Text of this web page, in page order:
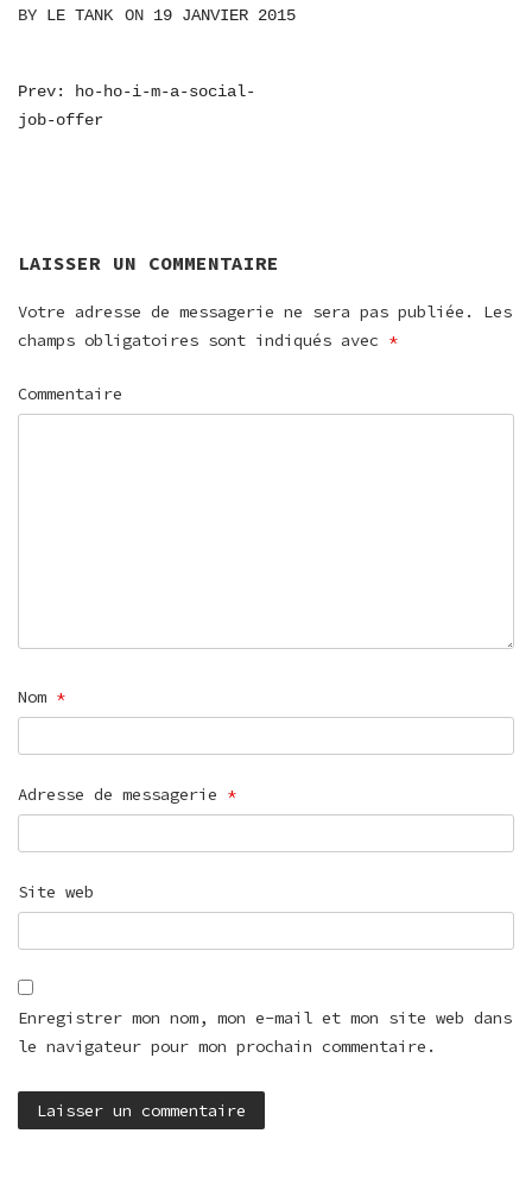
BY LE TANK ON 19 JANVIER 2015
NAVIGATION
DE
Prev: ho-ho-i-m-a-social-
job-offer
LAISSER UN COMMENTAIRE
Votre adresse de messagerie ne sera pas publiée.
Les
champs obligatoires sont indiqués avec *
Commentaire
Nom *
Adresse de messagerie *
Site web
Enregistrer mon nom, mon e-mail et mon site web dans
le navigateur pour mon prochain commentaire.